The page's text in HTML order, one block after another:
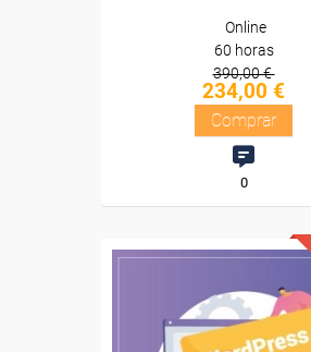
Online
60 horas
390,00 €
234,00 €
Comprar
0
Descuentos especiales